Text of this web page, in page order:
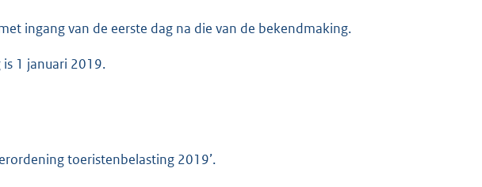
ingang van de eerste dag na die van de bekendmaking.
1 januari 2019.
toeristenbelasting 2019’.